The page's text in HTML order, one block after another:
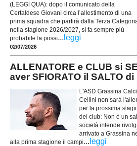
(LEGGI QUA): dopo il comunicato della
Certaldese Giovani circa l’allestimento di una
prima squadra che partirà dalla Terza
nella stagione 2026/2027, si fa sempre più
probabile la possi... leggi
02/07/2026
ALLENATORE e CLUB si
aver SFIORATO il SALTO di
L'ASD Grassina
Cellini non sarà
per la prossima
del club: Non è un
società intende
arrivato a Grassina
alla prima stagione il campi... leggi